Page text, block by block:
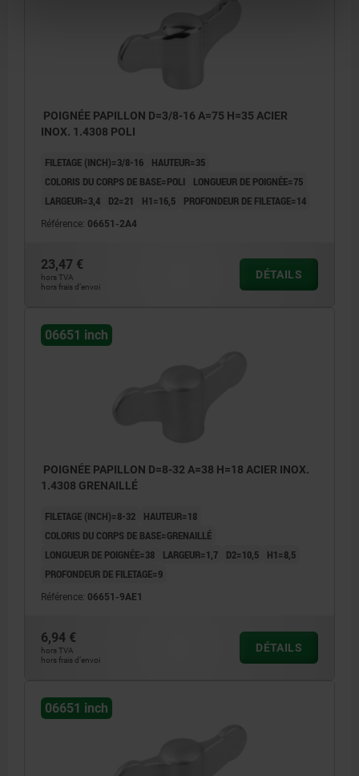
POIGNÉE PAPILLON D=3/8-16 A=75 H=35 ACIER
INOX. 1.4308 POLI
FILETAGE (INCH)=3/8-16
HAUTEUR=35
COLORIS DU CORPS DE BASE=POLI
LONGUEUR DE POIGNÉE=75
LARGEUR=3,4
D2=21 H1=16,5 PROFONDEUR DE FILETAGE=14
Référence: 06651-2A4
23,47 €
hors TVA
hors frais d’envoi
DÉTAILS
06651 inch
POIGNÉE PAPILLON D=8-32 A=38 H=18 ACIER INOX.
1.4308 GRENAILLÉ
FILETAGE (INCH)=8-32
HAUTEUR=18
COLORIS DU CORPS DE BASE=GRENAILLÉ
LONGUEUR DE POIGNÉE=38
LARGEUR=1,7 D2=10,5
H1=8,5
PROFONDEUR DE FILETAGE=9
Référence: 06651-9AE1
6,94 €
hors TVA
hors frais d’envoi
DÉTAILS
06651 inch